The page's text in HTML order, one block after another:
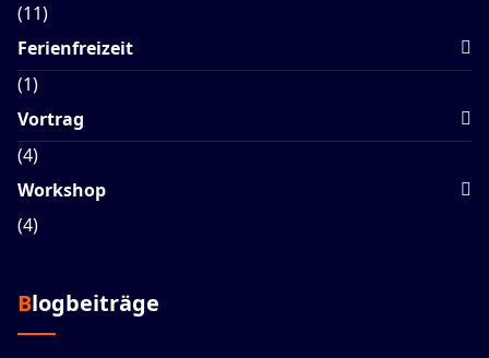
(11)
Ferienfreizeit
(1)
Vortrag
(4)
Workshop
(4)
Blogbeiträge